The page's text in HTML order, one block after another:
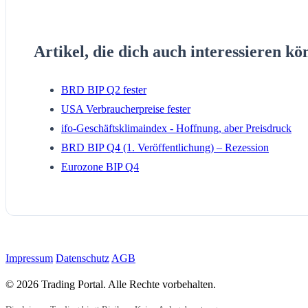
Artikel, die dich auch interessieren
BRD BIP Q2 fester
USA Verbraucherpreise fester
ifo-Geschäftsklimaindex - Hoffnung, aber Preisdruck
BRD BIP Q4 (1. Veröffentlichung) – Rezession
Eurozone BIP Q4
Impressum Datenschutz AGB
© 2026 Trading Portal. Alle Rechte vorbehalten.